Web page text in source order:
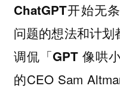
ChatGPT开始无
问题的想法和计划
调侃「GPT 像哄
的CEO Sam